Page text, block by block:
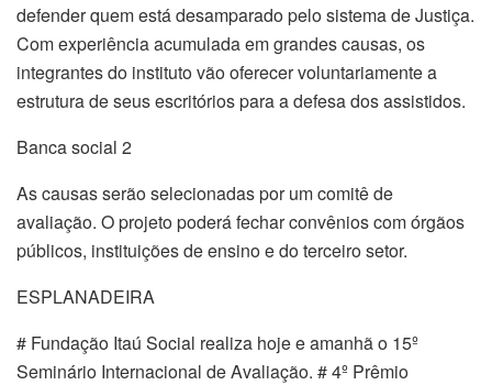
defender quem está desamparado pelo sistema de Justiça.
Com experiência acumulada em grandes causas, os
integrantes do instituto vão oferecer voluntariamente a
estrutura de seus escritórios para a defesa dos assistidos.
Banca social 2
As causas serão selecionadas por um comitê de
avaliação. O projeto poderá fechar convênios com órgãos
públicos, instituições de ensino e do terceiro setor.
ESPLANADEIRA
# Fundação Itaú Social realiza hoje e amanhã o 15º
Seminário Internacional de Avaliação. # 4º Prêmio